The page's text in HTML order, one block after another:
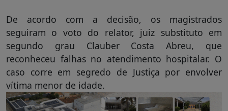
De acordo com a decisão, os magistrados
seguiram o voto do relator, juiz substituto em
segundo grau Clauber Costa Abreu, que
reconheceu falhas no atendimento hospitalar. O
caso corre em segredo de Justiça por envolver
vítima menor de idade.